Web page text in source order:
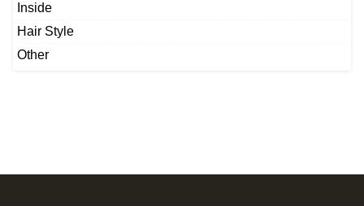
Inside
Hair Style
Other